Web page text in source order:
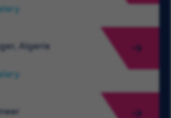
Algeria